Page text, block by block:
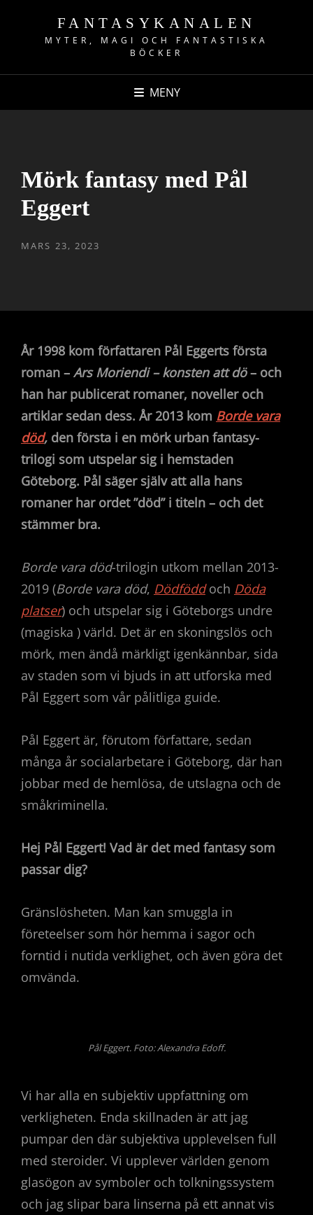
FANTASYKANALEN
MYTER, MAGI OCH FANTASTISKA
BÖCKER
MENY
Mörk fantasy med Pål
Eggert
PUBLICERAT
MARS 23, 2023
År 1998 kom författaren Pål Eggerts första
roman – Ars Moriendi – konsten att dö – och
han har publicerat romaner, noveller och
artiklar sedan dess. År 2013 kom Borde vara
död, den första i en mörk urban fantasy-
trilogi som utspelar sig i hemstaden
Göteborg. Pål säger själv att alla hans
romaner har ordet ”död” i titeln – och det
stämmer bra.
Borde vara död-trilogin utkom mellan 2013-
2019 (Borde vara död, Dödföddoch Döda
platser) och utspelar sig i Göteborgs undre
(magiska ) värld. Det är en skoningslös och
mörk, men ändå märkligt igenkännbar, sida
av staden som vi bjuds in att utforska med
Pål Eggert som vår pålitliga guide.
Pål Eggert är, förutom författare, sedan
många år socialarbetare i Göteborg, där han
jobbar med de hemlösa, de utslagna och de
småkriminella.
Hej Pål Eggert! Vad är det med fantasy som
passar dig?
Gränslösheten. Man kan smuggla in
företeelser som hör hemma i sagor och
forntid i nutida verklighet, och även göra det
omvända.
Pål Eggert. Foto: Alexandra Edoff.
Vi har alla en subjektiv uppfattning om
verkligheten. Enda skillnaden är att jag
pumpar den där subjektiva upplevelsen full
med steroider. Vi upplever världen genom
glasögon av symboler och tolkningssystem
och jag slipar bara linserna på ett annat vis